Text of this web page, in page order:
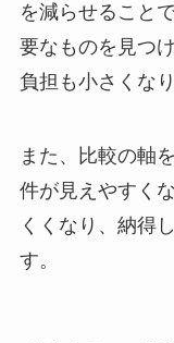
を減らせること
要なものを見つ
負担も小さくなり
また、比較の軸
件が見えやすく
くくなり、納得
す。